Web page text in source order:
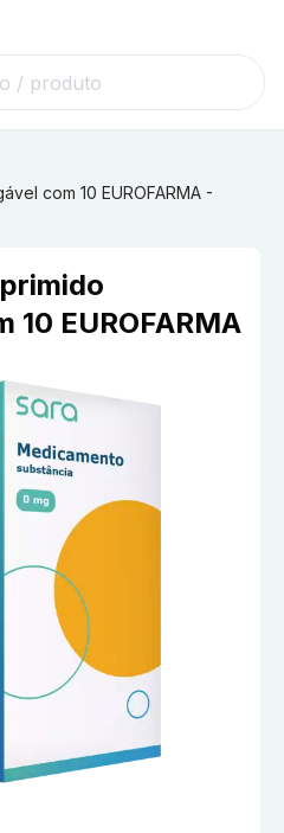
com 10 EUROFARMA -
10 EUROFARMA